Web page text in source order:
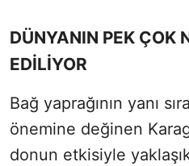
DÜNYANIN PEK ÇOK
EDİLİYOR
Bağ yaprağının yanı
önemine değinen
donun etkisiyle